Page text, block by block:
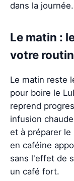
dans la journée.
Le matin :
votre
Le matin reste
pour boire le
reprend
infusion
et à préparer le
en caféine
sans l'effet de
un café fort.